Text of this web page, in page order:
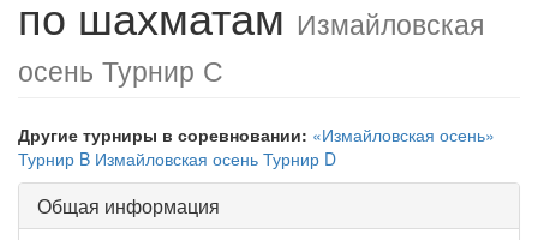
по шахматам Измайловская
осень Турнир С
Другие турниры в соревновании: «Измайловская осень»
Турнир B Измайловская осень Турнир D
Общая информация